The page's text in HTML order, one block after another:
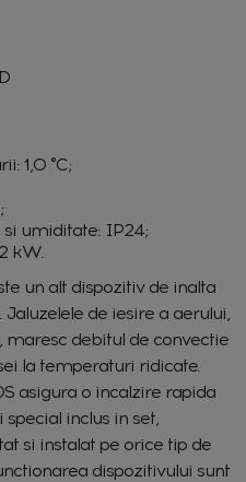
1,0 °C;
si umiditate: IP24;
kW.
un alt dispozitiv de inalta
de iesire a aerului,
maresc debitul de convectie
la temperaturi ridicate.
asigura o incalzire rapida
special inclus in set,
si instalat pe orice tip de
dispozitivului sunt